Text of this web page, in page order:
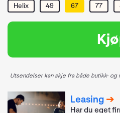
Helix
49 67 77
Utsendelser kan skje fra både butikk- og
Leasing
Har du eget